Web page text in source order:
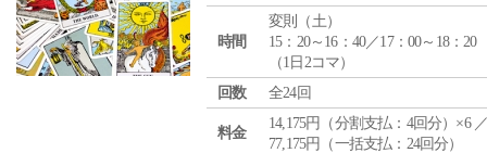
時間
変則（土）
15：20～16：40／17：00～18：20
（1日2コマ）
回数
全24回
料金
14,175円（分割支払：4回分）×6
77,175円（一括支払：24回分）